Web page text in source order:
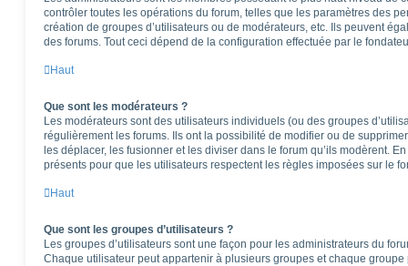
contrôler toutes les opérations du forum, telles que les paramètres des
création de groupes d’utilisateurs ou de modérateurs, etc. Ils peuvent
des forums. Tout ceci dépend de la configuration effectuée par le
Haut
Que sont les modérateurs ?
Les modérateurs sont des utilisateurs individuels (ou des groupes
régulièrement les forums. Ils ont la possibilité de modifier ou de
les déplacer, les fusionner et les diviser dans le forum qu’ils modèrent.
présents pour que les utilisateurs respectent les règles imposées sur le
Haut
Que sont les groupes d’utilisateurs ?
Les groupes d’utilisateurs sont une façon pour les administrateurs du
Chaque utilisateur peut appartenir à plusieurs groupes et chaque